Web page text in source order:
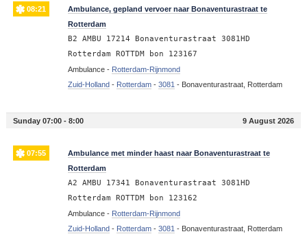
08:21
Ambulance, gepland vervoer naar Bonaventurastraat te
Rotterdam
B2 AMBU 17214 Bonaventurastraat 3081HD
Rotterdam ROTTDM bon 123167
Ambulance - Rotterdam-Rijnmond
Zuid-Holland- Rotterdam- 3081 - Bonaventurastraat, Rotterdam
Sunday 07:00 - 8:00 9 August 2026
07:55
Ambulance met minder haast naar Bonaventurastraat te
Rotterdam
A2 AMBU 17341 Bonaventurastraat 3081HD
Rotterdam ROTTDM bon 123162
Ambulance - Rotterdam-Rijnmond
Zuid-Holland- Rotterdam- 3081 - Bonaventurastraat, Rotterdam